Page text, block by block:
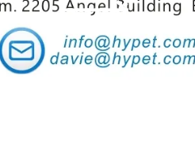
उत्पादों